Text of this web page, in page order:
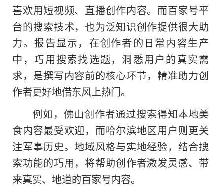
喜欢用短视频、直播创作内容。而百家号平
台的搜索技术，也为泛知识创作提供很大助
力。报告显示，在创作者的日常内容生产
中，巧用搜索找选题，洞悉用户的真实需
求，是撰写内容前的核心环节，精准助力创
作者更好地借东风上热门。
例如，佛山创作者通过搜索得知本地美
食内容最受欢迎，而哈尔滨地区用户则更关
注军事历史。地域风格与实地经验，结合搜
索功能的巧用，将帮助创作者激发灵感、带
来真实、地道的百家号内容。